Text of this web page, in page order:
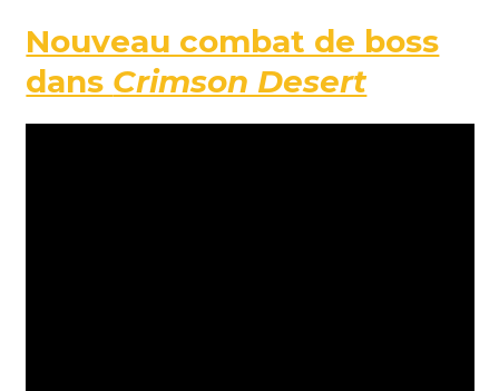
Nouveau combat de boss
dans Crimson Desert